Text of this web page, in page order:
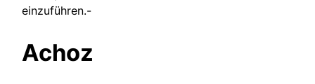
einzuführen.-
Achoz